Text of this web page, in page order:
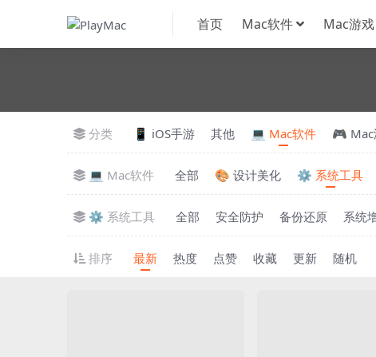
首页 Mac软件 Mac游戏
分类 📱 iOS手游 其他 💻 Mac软件 🎮 Mac
💻 Mac软件 全部 🎨 设计美化 ⚙️ 系统工具
⚙️ 系统工具 全部 安全防护 备份还原 系统
排序 最新 热度 点赞 收藏 更新 随机